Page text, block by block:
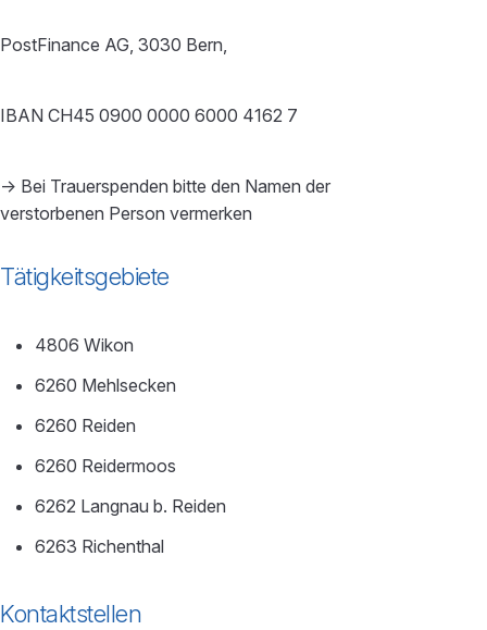
PostFinance AG, 3030 Bern,
IBAN CH45 0900 0000 6000 4162 7
-> Bei Trauerspenden bitte den Namen der
verstorbenen Person vermerken
Tätigkeitsgebiete
4806 Wikon
6260 Mehlsecken
6260 Reiden
6260 Reidermoos
6262 Langnau b. Reiden
6263 Richenthal
Kontaktstellen